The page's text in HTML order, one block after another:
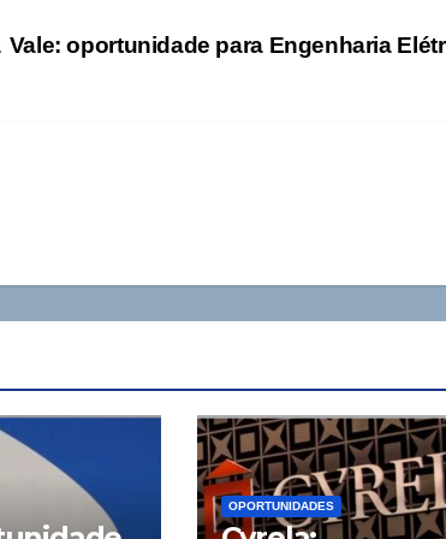
Vale: oportunidade para Engenharia
OPORTUNIDADES